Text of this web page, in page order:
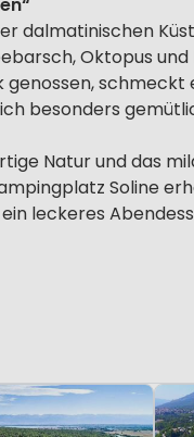
dalmatinischen
Oktopus und
schmeckt
besonders
Natur und das
Soline
leckeres